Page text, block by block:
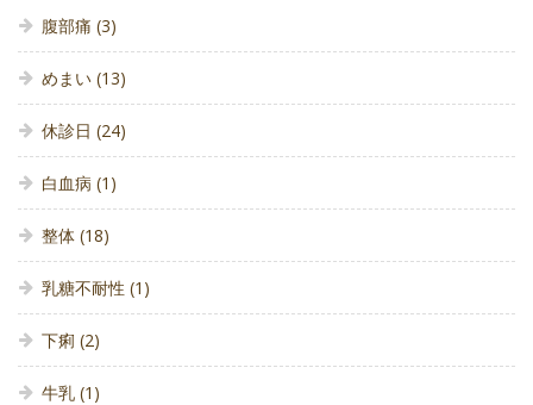
腹部痛 (3)
めまい (13)
休診日 (24)
白血病 (1)
整体 (18)
乳糖不耐性 (1)
下痢 (2)
牛乳 (1)